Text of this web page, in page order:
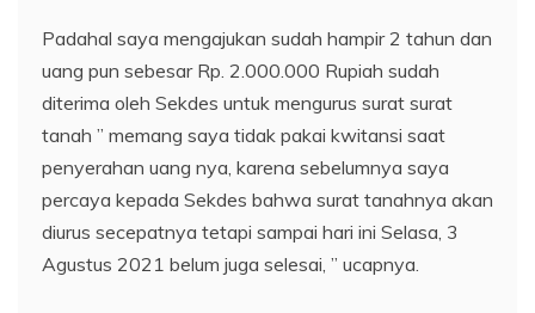
Padahal saya mengajukan sudah hampir 2 tahun dan
uang pun sebesar Rp. 2.000.000 Rupiah sudah
diterima oleh Sekdes untuk mengurus surat surat
tanah ” memang saya tidak pakai kwitansi saat
penyerahan uang nya, karena sebelumnya saya
percaya kepada Sekdes bahwa surat tanahnya akan
diurus secepatnya tetapi sampai hari ini Selasa, 3
Agustus 2021 belum juga selesai, ” ucapnya.